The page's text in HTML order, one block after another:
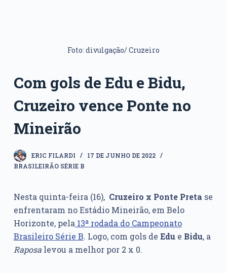
Foto: divulgação/ Cruzeiro
Com gols de Edu e Bidu,
Cruzeiro vence Ponte no
Mineirão
ERIC FILARDI
17 DE JUNHO DE 2022
BRASILEIRÃO SÉRIE B
Nesta quinta-feira (16), Cruzeiro x Ponte Preta se
enfrentaram no Estádio Mineirão, em Belo
Horizonte, pela13ª rodada do Campeonato
Brasileiro Série B. Logo, com gols de Edue Bidu, a
Raposalevou a melhor por 2 x 0.